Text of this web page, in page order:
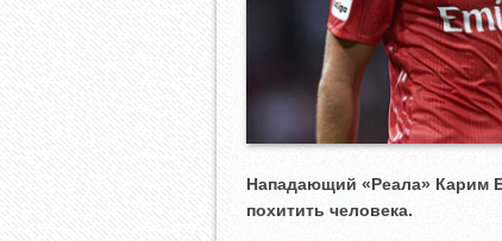
Нападающий «Реала» Карим
похитить человека.